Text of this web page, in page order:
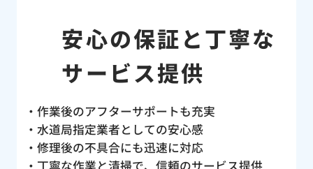
安心の保証と丁寧な
サービス提供
・作業後のアフターサポートも充実
・水道局指定業者としての安心感
・修理後の不具合にも迅速に対応